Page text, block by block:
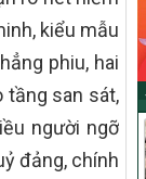
kiểu mẫu
phiu, hai
tầng san sát,
người ngỡ
đảng, chính